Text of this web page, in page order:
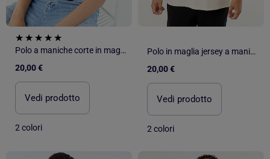
Polo a maniche corte in maglia traforata
20,00 €
Vedi prodotto
2 colori
Polo in maglia jersey a maniche corte
20,00 €
Vedi prodotto
2 colori